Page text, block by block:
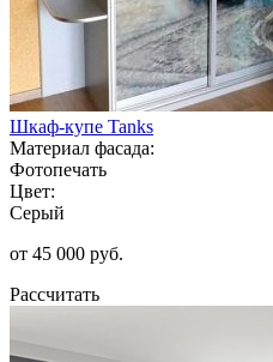
Шкаф-купе Tanks
Материал фасада:
Фотопечать
Цвет:
Серый
от 45 000 руб.
Рассчитать